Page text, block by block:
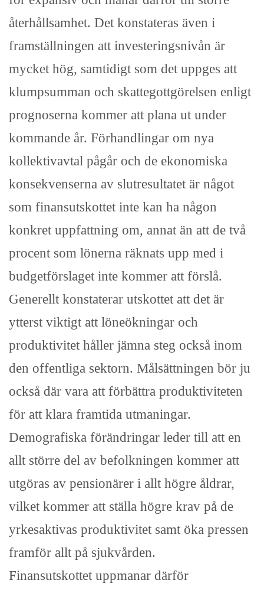
återhållsamhet. Det konstateras även i
framställningen att investeringsnivån är
mycket hög, samtidigt som det uppges att
klumpsumman och skattegottgörelsen enligt
prognoserna kommer att plana ut under
kommande år. Förhandlingar om nya
kollektivavtal pågår och de ekonomiska
konsekvenserna av slutresultatet är något
som finansutskottet inte kan ha någon
konkret uppfattning om, annat än att de två
procent som lönerna räknats upp med i
budgetförslaget inte kommer att förslå.
Generellt konstaterar utskottet att det är
ytterst viktigt att löneökningar och
produktivitet håller jämna steg också inom
den offentliga sektorn. Målsättningen bör ju
också där vara att förbättra produktiviteten
för att klara framtida utmaningar.
Demografiska förändringar leder till att en
allt större del av befolkningen kommer att
utgöras av pensionärer i allt högre åldrar,
vilket kommer att ställa högre krav på de
yrkesaktivas produktivitet samt öka pressen
framför allt på sjukvården.
Finansutskottet uppmanar därför